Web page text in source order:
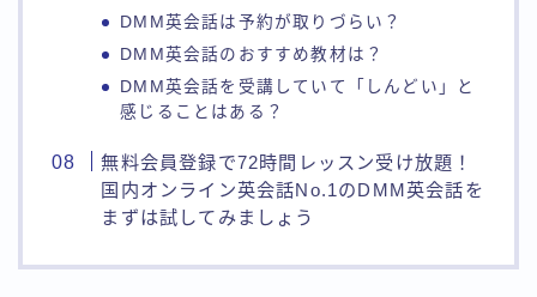
DMM英会話は予約が取りづらい？
DMM英会話のおすすめ教材は？
DMM英会話を受講していて「しんどい」と
感じることはある？
無料会員登録で72時間レッスン受け放題！
国内オンライン英会話No.1のDMM英会話を
まずは試してみましょう